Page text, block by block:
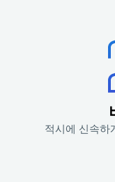
적시에 신속하